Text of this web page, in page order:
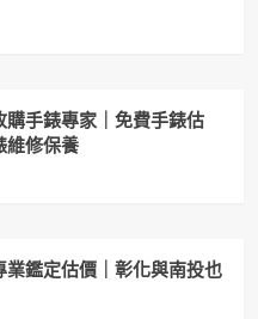
手錶專家｜免費手錶估
維修保養
鑑定估價｜彰化與南投也